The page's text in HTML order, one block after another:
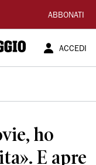
ABBONATI
ACCEDI
ho
E apre